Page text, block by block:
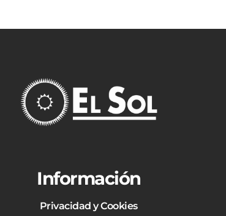
Información
Privacidad y Cookies